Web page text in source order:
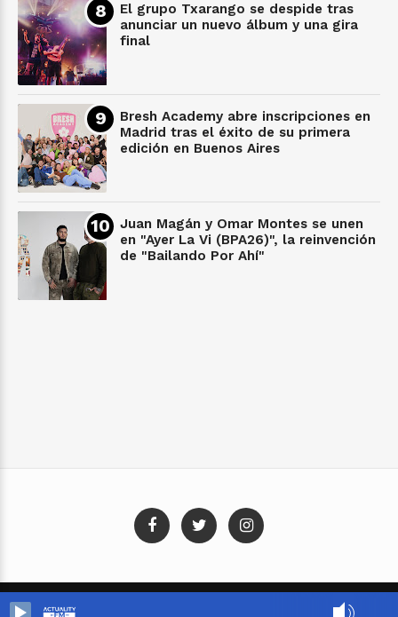
El grupo Txarango se despide tras
anunciar un nuevo álbum y una gira
final
Bresh Academy abre inscripciones en
Madrid tras el éxito de su primera
edición en Buenos Aires
Juan Magán y Omar Montes se unen
en "Ayer La Vi (BPA26)", la reinvención
de "Bailando Por Ahí"
Templatezy